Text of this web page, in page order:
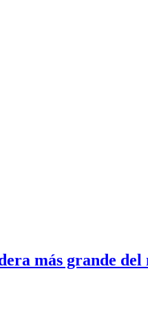
más grande del